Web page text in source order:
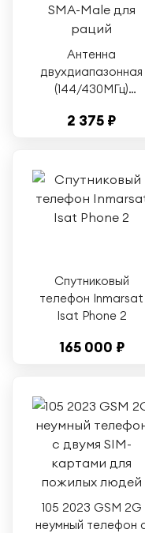
Антенна
двухдиапазонная
(144/430МГц)
SMA-Male для
2 375 ₽
Спутниковый
телефон Inmarsat
Isat Phone 2
165 000 ₽
105 2023 GSM 2G
неумный телефон